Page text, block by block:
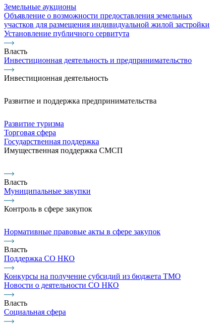
Земельные аукционы
Объявление о возможности предоставления земельных
участков для размещения индивидуальной жилой застройки
Установление публичного сервитута
Власть
Инвестиционная деятельность и предпринимательство
Инвестиционная деятельность
Развитие и поддержка предпринимательства
Развитие туризма
Торговая сфера
Государственная поддержка
Имущественная поддержка СМСП
Власть
Муниципальные закупки
Контроль в сфере закупок
Нормативные правовые акты в сфере закупок
Власть
Поддержка СО НКО
Конкурсы на получение субсидий из бюджета ТМО
Новости о деятельности СО НКО
Власть
Социальная сфера